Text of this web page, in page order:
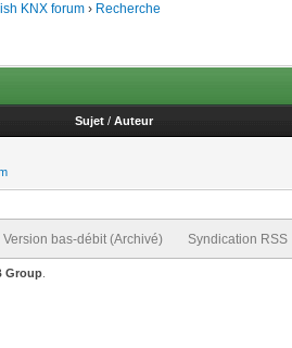
KNX forum › Recherche
Sujet / Auteur
Version bas-débit (Archivé) Syndication RSS
Group